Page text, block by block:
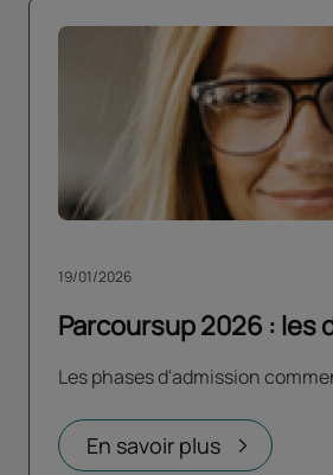
Parcoursup 2026 : les
19/01/2026
Les phases d'admission
En savoir plus